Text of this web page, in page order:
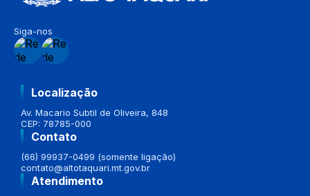
Siga-nos
Localização
Av. Macario Subtil de Oliveira, 848
CEP: 78785-000
Contato
(66) 99937-0499 (somente ligação)
contato@altotaquari.mt.gov.br
Atendimento